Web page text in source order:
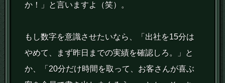
か！」と言いますよ（笑）。
もし数字を意識させたいなら、「出社を15分は
やめて、まず昨日までの実績を確認しろ。」と
か、「20分だけ時間を取って、お客さんが喜ぶ